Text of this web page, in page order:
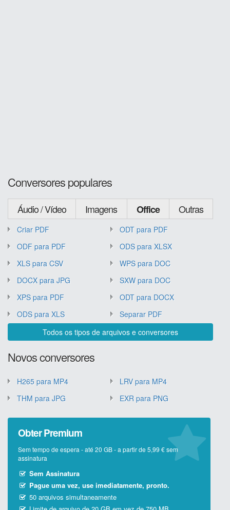
Conversores populares
Áudio / Vídeo Imagens Office Outras
Criar PDF
ODT para PDF
ODF para PDF
ODS para XLSX
XLS para CSV
WPS para DOC
DOCX para JPG
SXW para DOC
XPS para PDF
ODT para DOCX
ODS para XLS
Separar PDF
Todos os tipos de arquivos e conversores
Novos conversores
H265 para MP4
LRV para MP4
THM para JPG
EXR para PNG
Obter Premium
Sem tempo de espera - até 20 GB - a partir de 5,99 € sem
assinatura
Sem Assinatura
Pague uma vez, use imediatamente, pronto.
50 arquivos simultaneamente